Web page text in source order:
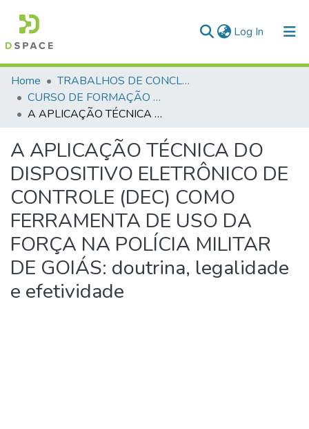
Log In (current)
Communities & Collections
All of DSpace
Home
TRABALHOS DE CONCLUSÃO DE CURSO - CFP (CURSO DE FORMAÇÃO DE PRAÇAS)
CURSO DE FORMAÇÃO DE PRAÇAS - CFP- 2025 - 2ª Turma
A APLICAÇÃO TÉCNICA DO DISPOSITIVO ELETRÔNICO DE CONTROLE (DEC) COMO FERRAMENTA DE USO DA FORÇA NA POLÍCIA MILITAR DE GOIÁS: doutrina, legalidade e efetividade
A APLICAÇÃO TÉCNICA DO
DISPOSITIVO ELETRÔNICO DE
CONTROLE (DEC) COMO
FERRAMENTA DE USO DA
FORÇA NA POLÍCIA MILITAR
DE GOIÁS: doutrina, legalidade
e efetividade